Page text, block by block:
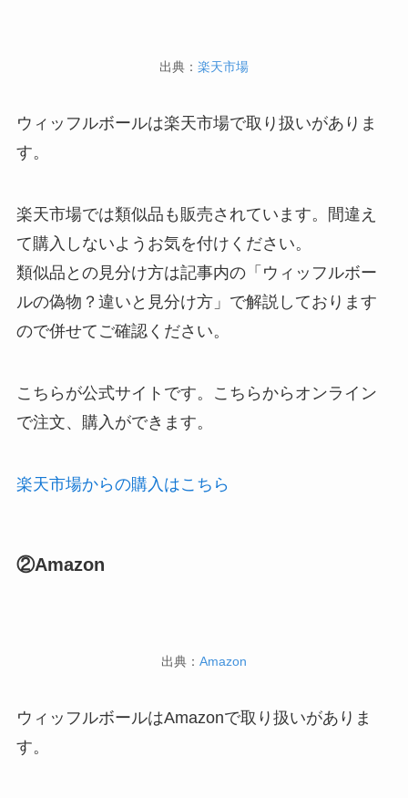
出典： 楽天市場
ウィッフルボールは楽天市場で取り扱いがありま
す。
楽天市場では類似品も販売されています。間違え
て購入しないようお気を付けください。
類似品との見分け方は記事内の「ウィッフルボー
ルの偽物？違いと見分け方」で解説しております
ので併せてご確認ください。
こちらが公式サイトです。こちらからオンライン
で注文、購入ができます。
楽天市場からの購入はこちら
②Amazon
出典： Amazon
ウィッフルボールはAmazonで取り扱いがありま
す。